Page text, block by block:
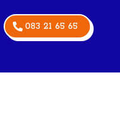
083 21 65 65